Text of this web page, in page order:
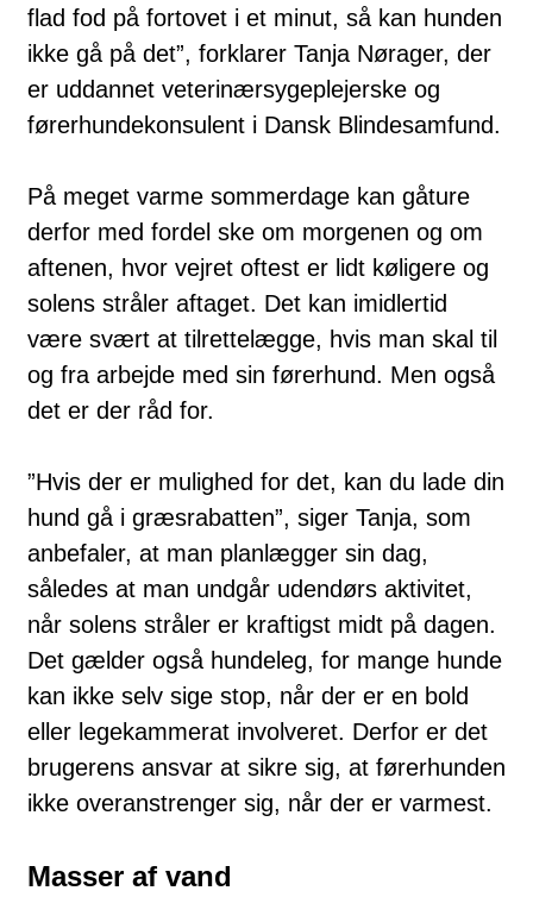
flad fod på fortovet i et minut, så kan hunden
ikke gå på det”, forklarer Tanja Nørager, der
er uddannet veterinærsygeplejerske og
førerhundekonsulent i Dansk Blindesamfund.
På meget varme sommerdage kan gåture
derfor med fordel ske om morgenen og om
aftenen, hvor vejret oftest er lidt køligere og
solens stråler aftaget. Det kan imidlertid
være svært at tilrettelægge, hvis man skal til
og fra arbejde med sin førerhund. Men også
det er der råd for.
”Hvis der er mulighed for det, kan du lade din
hund gå i græsrabatten”, siger Tanja, som
anbefaler, at man planlægger sin dag,
således at man undgår udendørs aktivitet,
når solens stråler er kraftigst midt på dagen.
Det gælder også hundeleg, for mange hunde
kan ikke selv sige stop, når der er en bold
eller legekammerat involveret. Derfor er det
brugerens ansvar at sikre sig, at førerhunden
ikke overanstrenger sig, når der er varmest.
Masser af vand